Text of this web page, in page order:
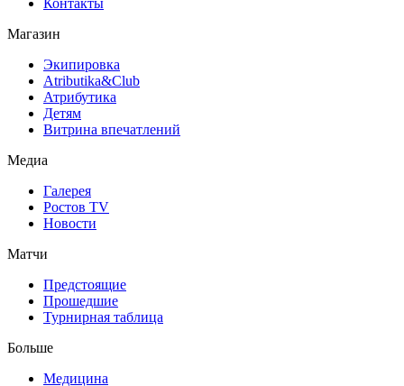
Магазин
Экипировка
Atributika&Club
Атрибутика
Детям
Витрина впечатлений
Медиа
Галерея
Ростов TV
Новости
Матчи
Предстоящие
Прошедшие
Турнирная таблица
Больше
Медицина